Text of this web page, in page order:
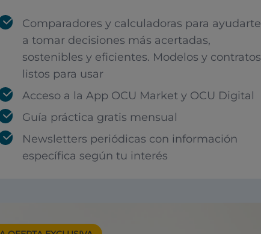
Comparadores y calculadoras para ayudarte
a tomar decisiones más acertadas,
sostenibles y eficientes. Modelos y contratos
listos para usar
Acceso a la App OCU Market y OCU Digital
Guía práctica gratis mensual
Newsletters periódicas con información
específica según tu interés